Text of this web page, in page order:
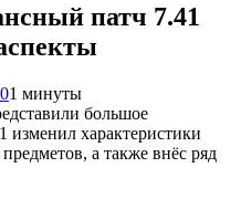
патч 7.41
01 минуты
большое
изменил характеристики
а также внёс ряд